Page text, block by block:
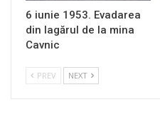
6 iunie 1953. Evadarea
din lagărul de la mina
Cavnic
PREV NEXT